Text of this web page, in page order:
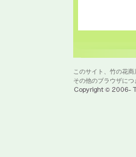
このサイト、竹の花
その他のブラウザにつ